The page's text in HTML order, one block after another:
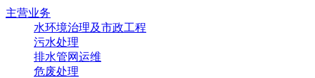
主营业务
水环境治理及市政工程
污水处理
排水管网运维
危废处理